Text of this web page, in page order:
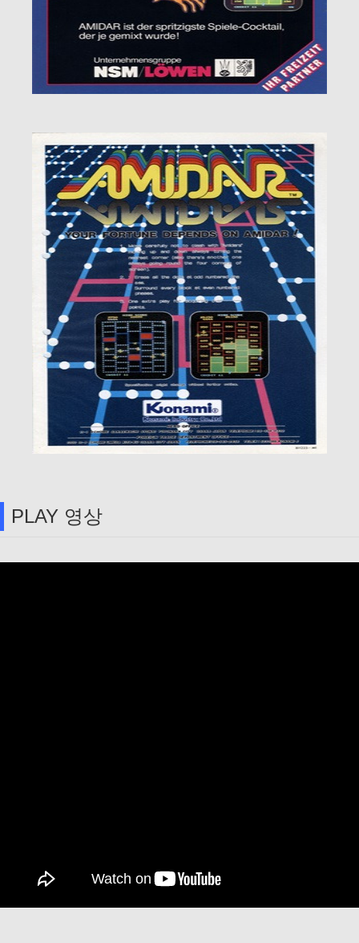
PLAY 영상